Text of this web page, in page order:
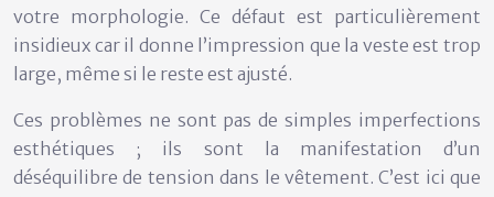
votre morphologie. Ce défaut est particulièrement
insidieux car il donne l’impression que la veste est trop
large, même si le reste est ajusté.
Ces problèmes ne sont pas de simples imperfections
esthétiques ; ils sont la manifestation d’un
déséquilibre de tension dans le vêtement. C’est ici que